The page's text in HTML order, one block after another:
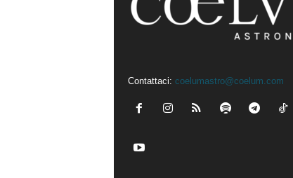
Contattaci: coelumastro@coelum.com